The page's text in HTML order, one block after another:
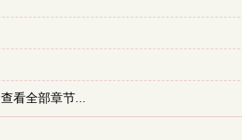
查看全部章节...